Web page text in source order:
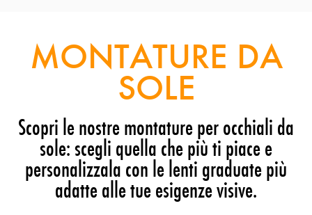
MONTATURE DA
SOLE
Scopri le nostre montature per occhiali da
sole: scegli quella che più ti piace e
personalizzala con le lenti graduate più
adatte alle tue esigenze visive.